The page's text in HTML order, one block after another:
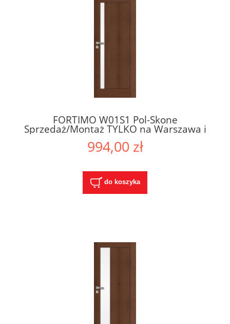
FORTIMO W01S1 Pol-Skone
Sprzedaż/Montaż TYLKO na Warszawa i
994,00 zł
do koszyka